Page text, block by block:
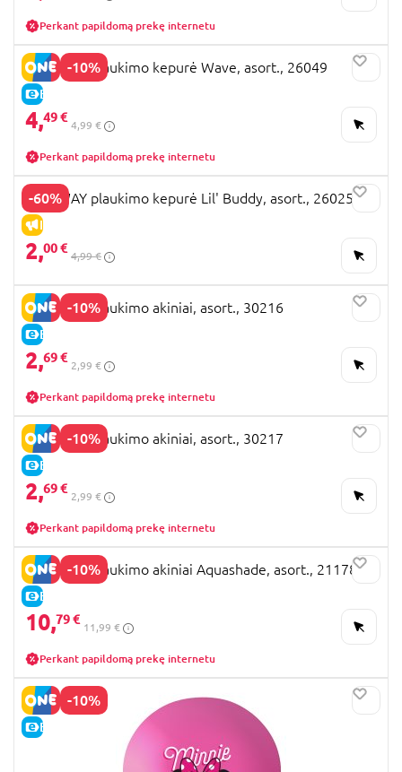
Perkant papildomą prekę internetu
-10%
E-KAINA
BESTWAY plaukimo kepurė Wave, asort., 26049
4,49 €
4,99 €
Perkant papildomą prekę internetu
-60%
IŠPARDAVIMAS
BESTWAY plaukimo kepurė Lil' Buddy, asort., 26025
2,00 €
4,99 €
-10%
E-KAINA
BESTWAY plaukimo akiniai, asort., 30216
2,69 €
2,99 €
Perkant papildomą prekę internetu
-10%
E-KAINA
BESTWAY plaukimo akiniai, asort., 30217
2,69 €
2,99 €
Perkant papildomą prekę internetu
-10%
E-KAINA
BESTWAY plaukimo akiniai Aquashade, asort., 21178
10,79 €
11,99 €
Perkant papildomą prekę internetu
-10%
E-KAINA